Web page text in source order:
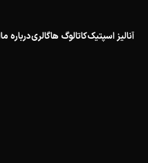
آنالیز اسپتیککاتالوگ هاگالریدرباره ما